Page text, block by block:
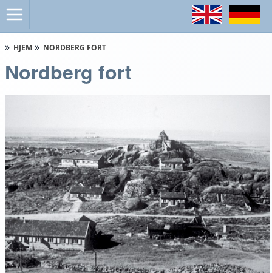
HJEM NORDBERG FORT
Nordberg fort